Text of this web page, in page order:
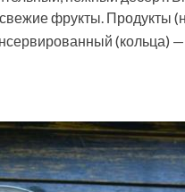
фрукты. Продукты
(кольца)